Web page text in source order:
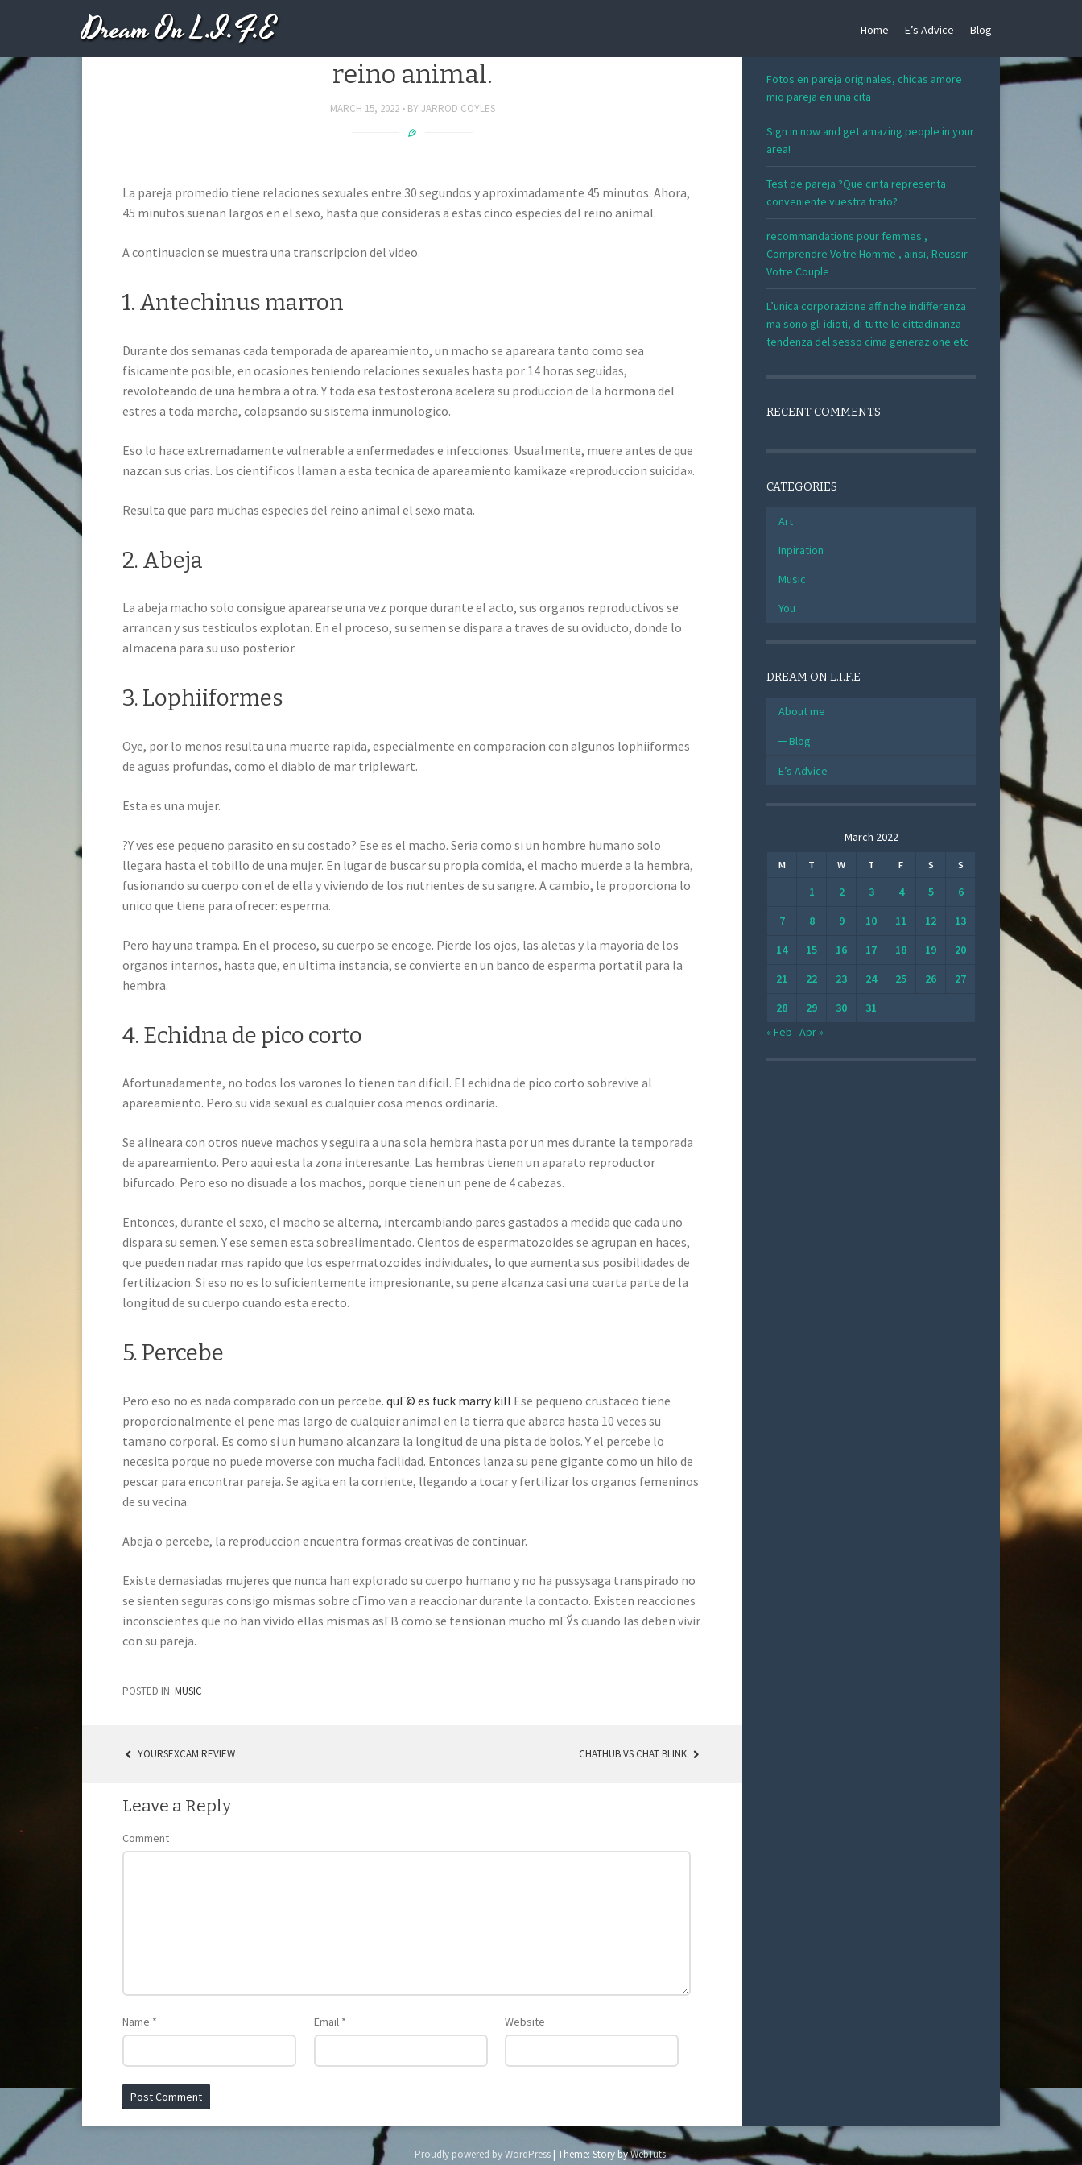
Dream On L.I.F.E Home E’s Advice Blog
5 animales que tienen el sexo mas extremo del
reino animal.
MARCH 15, 2022 BY JARROD COYLES
La pareja promedio tiene relaciones sexuales entre 30 segundos y aproximadamente 45 minutos. Ahora,
45 minutos suenan largos en el sexo, hasta que consideras a estas cinco especies del reino animal.
A continuacion se muestra una transcripcion del video.
1. Antechinus marron
Durante dos semanas cada temporada de apareamiento, un macho se apareara tanto como sea
fisicamente posible, en ocasiones teniendo relaciones sexuales hasta por 14 horas seguidas,
revoloteando de una hembra a otra.Y toda esa testosterona acelera su produccion de la hormona del
estres a toda marcha, colapsando su sistema inmunologico.
Eso lo hace extremadamente vulnerable a enfermedades e infecciones. Usualmente, muere antes de que
nazcan sus crias. Los cientificos llaman a esta tecnica de apareamiento kamikaze «reproduccion suicida».
Resulta que para muchas especies del reino animal el sexo mata.
2. Abeja
La abeja macho solo consigue aparearse una vez porque durante el acto, sus organos reproductivos se
arrancan y sus testiculos explotan. En el proceso, su semen se dispara a traves de su oviducto, donde lo
almacena para su uso posterior.
3. Lophiiformes
Oye, por lo menos resulta una muerte rapida, especialmente en comparacion con algunos lophiiformes
de aguas profundas, como el diablo de mar triplewart.
Esta es una mujer.
?Y ves ese pequeno parasito en su costado? Ese es el macho. Seria como si un hombre humano solo
llegara hasta el tobillo de una mujer. En lugar de buscar su propia comida, el macho muerde a la hembra,
fusionando su cuerpo con el de ella y viviendo de los nutrientes de su sangre. A cambio, le proporciona lo
unico que tiene para ofrecer: esperma.
Pero hay una trampa. En el proceso, su cuerpo se encoge. Pierde los ojos, las aletas y la mayoria de los
organos internos, hasta que, en ultima instancia, se convierte en un banco de esperma portatil para la
hembra.
4. Echidna de pico corto
Afortunadamente, no todos los varones lo tienen tan dificil. El echidna de pico corto sobrevive al
apareamiento. Pero su vida sexual es cualquier cosa menos ordinaria.
Se alineara con otros nueve machos y seguira a una sola hembra hasta por un mes durante la temporada
de apareamiento. Pero aqui esta la zona interesante. Las hembras tienen un aparato reproductor
bifurcado. Pero eso no disuade a los machos, porque tienen un pene de 4 cabezas.
Entonces, durante el sexo, el macho se alterna, intercambiando pares gastados a medida que cada uno
dispara su semen. Y ese semen esta sobrealimentado. Cientos de espermatozoides se agrupan en haces,
que pueden nadar mas rapido que los espermatozoides individuales, lo que aumenta sus posibilidades de
fertilizacion. Si eso no es lo suficientemente impresionante, su pene alcanza casi una cuarta parte de la
longitud de su cuerpo cuando esta erecto.
5. Percebe
Pero eso no es nada comparado con un percebe. quГ© es fuck marry kill Ese pequeno crustaceo tiene
proporcionalmente el pene mas largo de cualquier animal en la tierra que abarca hasta 10 veces su
tamano corporal. Es como si un humano alcanzara la longitud de una pista de bolos. Y el percebe lo
necesita porque no puede moverse con mucha facilidad. Entonces lanza su pene gigante como un hilo de
pescar para encontrar pareja. Se agita en la corriente, llegando a tocar y fertilizar los organos femeninos
de su vecina.
Abeja o percebe, la reproduccion encuentra formas creativas de continuar.
Existe demasiadas mujeres que nunca han explorado su cuerpo humano y no ha pussysaga transpirado no
se sienten seguras consigo mismas sobre cГіmo van a reaccionar durante la contacto. Existen reacciones
inconscientes que no han vivido ellas mismas asГ­В­ como se tensionan mucho mГЎs cuando las deben vivir
con su pareja.
POSTED IN: MUSIC
YOURSEXCAM REVIEW CHATHUB VS CHAT BLINK
Leave a Reply
Comment
Name * Email * Website
Fotos en pareja originales, chicas amore
mio pareja en una cita
Sign in now and get amazing people in your
area!
Test de pareja ?Que cinta representa
conveniente vuestra trato?
recommandations pour femmes ,
Comprendre Votre Homme , ainsi, Reussir
Votre Couple
L’unica corporazione affinche indifferenza
ma sono gli idioti, di tutte le cittadinanza
tendenza del sesso cima generazione etc
RECENT COMMENTS
CATEGORIES
Art
Inpiration
Music
You
DREAM ON L.I.F.E
About me
Blog
E’s Advice
March 2022
M T W T F S S
1 2 3 4 5
6
7
8 9 10 11 12
13
14
15 16 17 18 19
20
21
22 23 24 25 26
27
28
29 30
31
« Feb Apr »
Proudly powered by WordPress | Theme: Story byWebTuts.